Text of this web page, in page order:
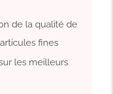
de la qualité de
fines
les meilleurs